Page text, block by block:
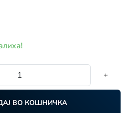
+
ВО КОШНИЧКА